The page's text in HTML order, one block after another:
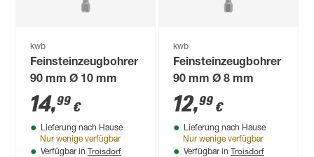
kwb
Feinsteinzeugbohrer
90 mm Ø 10 mm
14,99 €
Lieferung nach Hause
Nur wenige verfügbar
Verfügbar in Troisdorf
kwb
Feinsteinzeugbohrer
90 mm Ø 8 mm
12,99 €
Lieferung nach Hause
Nur wenige verfügbar
Verfügbar in Troisdorf